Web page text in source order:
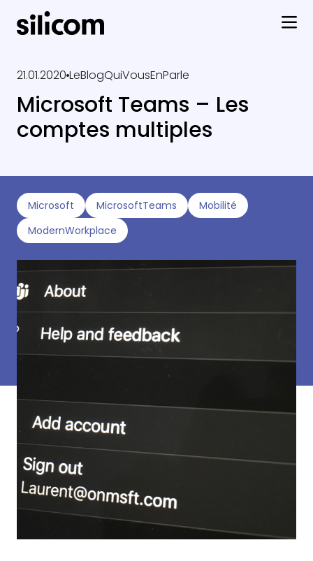
21.01.2020 LeBlogQuiVousEnParle
Microsoft Teams – Les
comptes multiples
Microsoft MicrosoftTeams
Mobilité
ModernWorkplace